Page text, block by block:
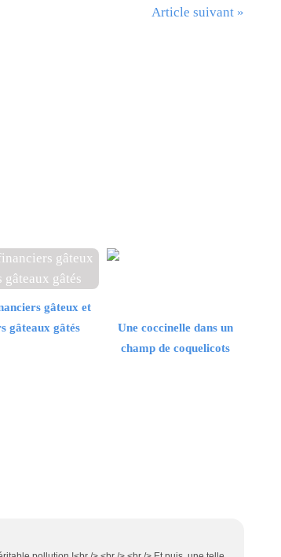
Article suivant »
gâteux et
gâteaux gâtés
Une coccinelle dans un
champ de coquelicots